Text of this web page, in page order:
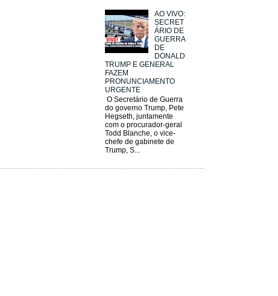
AO VIVO:
SECRET
ÁRIO DE
GUERRA
DE
DONALD
TRUMP E GENERAL
FAZEM
PRONUNCIAMENTO
URGENTE
O Secretário de Guerra
do governo Trump, Pete
Hegseth, juntamente
com o procurador-geral
Todd Blanche, o vice-
chefe de gabinete de
Trump, S...